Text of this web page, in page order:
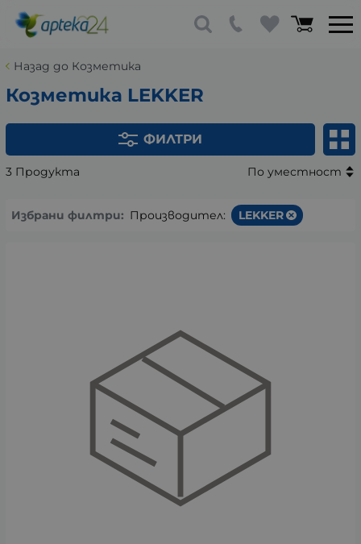
Назад до Козметика
Козметика LEKKER
ФИЛТРИ
3 Продукта По уместност
Избрани филтри: Производител: LEKKER